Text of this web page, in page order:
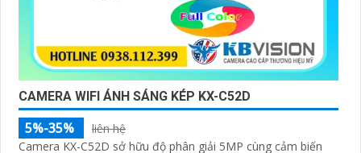
CAMERA WIFI ÁNH SÁNG KÉP KX-C52D
5%-35%
liên hệ
Camera KX-C52D sở hữu độ phân giải 5MP cùng cảm biến